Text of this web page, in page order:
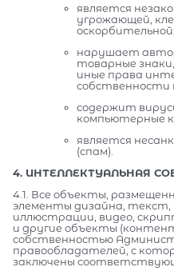
является
угрожающей,
оскорбительной;
нарушает
товарные
иные права
собственности
содержит
компьютерные
является
(спам).
4. ИНТЕЛЛЕКТУАЛЬНАЯ
4.1. Все объекты,
элементы дизайна, текст,
иллюстрации, видео,
и другие объекты
собственностью
правообладателей, с
заключены